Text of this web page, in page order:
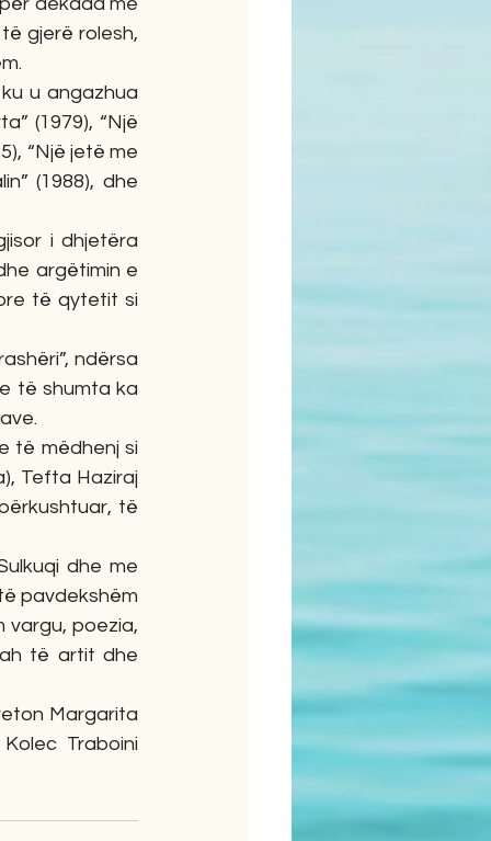
gjerë rolesh,
u angazhua
(1979), “Një
“Një jetë me
(1988), dhe
i dhjetëra
argëtimin e
të qytetit si
ndërsa
të shumta ka
të mëdhenj si
Tefta Haziraj
të
dhe me
pavdekshëm
vargu, poezia,
të artit dhe
Margarita
Traboini